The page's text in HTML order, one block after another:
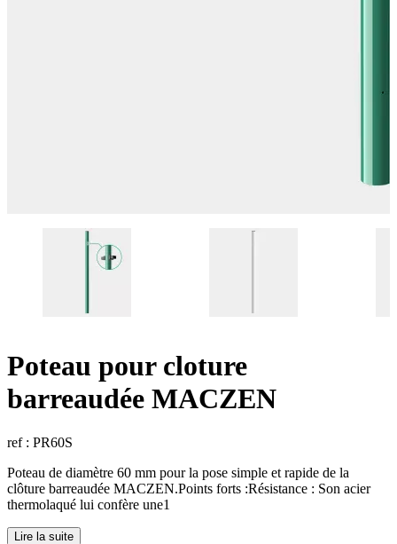
Poteau pour cloture
barreaudée MACZEN
ref : PR60S
Poteau de diamètre 60 mm pour la pose simple et rapide de la
clôture barreaudée MACZEN.Points forts :Résistance : Son acier
thermolaqué lui confère une1
Lire la suite